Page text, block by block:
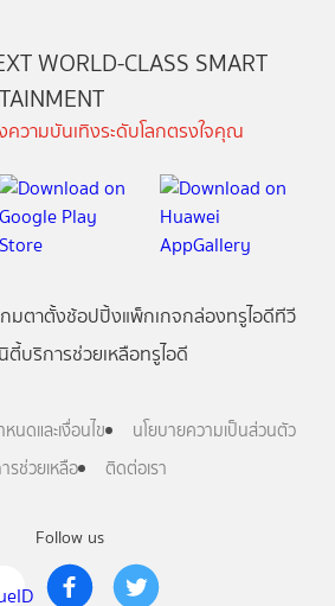
Follow us
WORLD-CLASS SMART
วามบันเทิงระดับโลกตรงใจคุณ
กมตาตั้งช้อปปิ้งแพ็กเกจกล่องทรูไอดีทีวี
ตี้บริการช่วยเหลือทรูไอดี
นดและเงื่อนไข
นโยบายความเป็นส่วนตัว
รช่วยเหลือ
ติดต่อเรา